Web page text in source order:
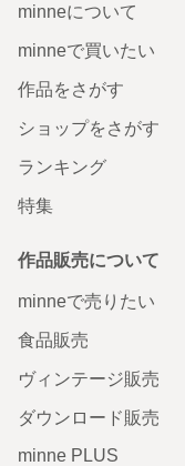
minneについて
minneで買いたい
作品をさがす
ショップをさがす
ランキング
特集
作品販売について
minneで売りたい
食品販売
ヴィンテージ販売
ダウンロード販売
minne PLUS